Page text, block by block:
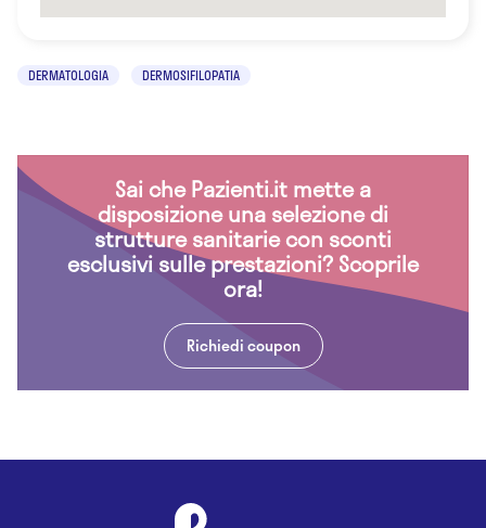
DERMATOLOGIA DERMOSIFILOPATIA
Sai che Pazienti.it mette a
disposizione una selezione di
strutture sanitarie con sconti
esclusivi sulle prestazioni? Scoprile
ora!
Richiedi coupon